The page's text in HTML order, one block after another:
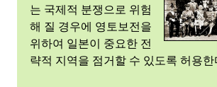
는 국제적 분쟁으로 위험
해 질 경우에 영토보전을
위하여 일본이 중요한 전
략적 지역을 점거할 수 있도록 허용한